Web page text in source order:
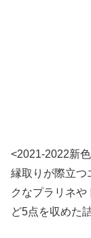
<2021-2022新
縁取りが際立つ
クなプラリネ
ど5点を収めた